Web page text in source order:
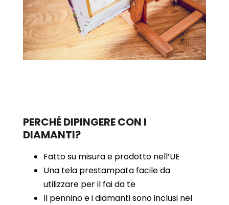
PERCHÉ DIPINGERE CON I
DIAMANTI?
Fatto su misura e prodotto nell’UE
Una tela prestampata facile da
utilizzare per il fai da te
Il pennino e i diamanti sono inclusi nel